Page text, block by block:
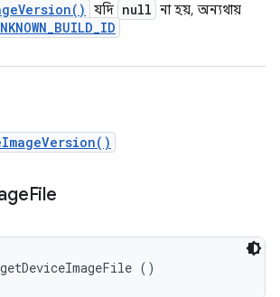
Version( ) যদি null না হয়, অন্যথায়
_BUILD_ID
File
()